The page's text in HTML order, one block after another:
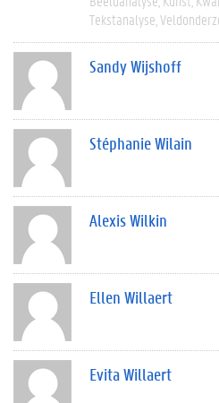
Tekstanalyse
Sandy Wijshoff
Stéphanie Wilain
Alexis Wilkin
Ellen Willaert
Evita Willaert